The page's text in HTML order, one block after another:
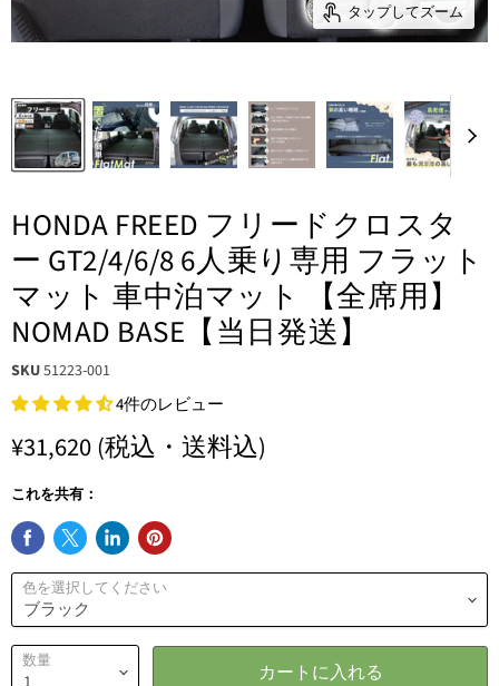
タップしてズーム
HONDA FREED フリードクロスタ
ー GT2/4/6/8 6人乗り専用 フラット
マット 車中泊マット 【全席用】
NOMAD BASE【当日発送】
SKU51223-001
4件のレビュー
¥31,620(税込・送料込)
これを共有：
色を選択してください
数量 カートに入れる